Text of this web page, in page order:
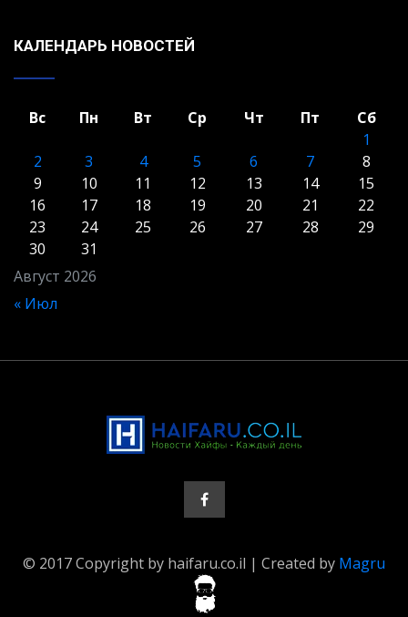
КАЛЕНДАРЬ НОВОСТЕЙ
Август 2026
Вс Пн Вт Ср Чт Пт
Сб
1
2
3 4 5 6 7
8
9
10 11 12 13 14
15
16
17 18 19 20 21
22
23
24 25 26 27 28
29
30
31
« Июл
© 2017 Copyright by haifaru.co.il | Created by Magru